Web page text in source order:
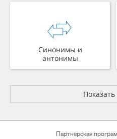
Синонимы и
антонимы
Партнёрская